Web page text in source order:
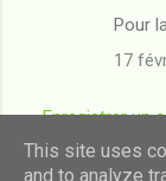
Pour
17
Enregistrer un
This site uses
and to analyze